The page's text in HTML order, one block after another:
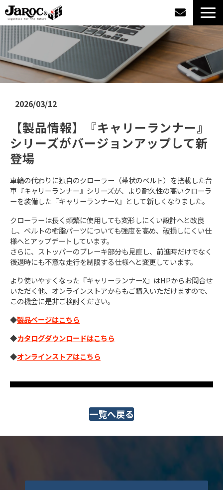
製品情報
導入事例
カタログダウンロード
ジャロックコラム
採用情報
2026/03/12
【製品情報】『キャリーランナー』
シリーズがバージョンアップして新
登場
車輪の代わりに独自のクローラー（帯状のベルト）を搭載した台
車『キャリーランナー』シリーズが、より耐久性の高いクローラ
ーを装備した『キャリーランナーX』として新しくなりました。
クローラーは長く頻繁に使用しても変形しにくい設計へと改良
し、ベルトの樹脂パーツについても強度を高め、破損しにくい仕
様へとアップデートしています。
さらに、ストッパーのブレーキ部分も見直し、前進時だけでなく
後退時にも不意な走行を制限する仕様へと変更しています。
より使いやすくなった『キャリーランナーX』はHPからお問合せ
いただく他、オンラインストアからもご購入いただけますので、
この機会に是非ご検討ください。
◆製品ページはこちら
◆カタログダウンロードはこちら
◆オンラインストアはこちら
一覧へ戻る